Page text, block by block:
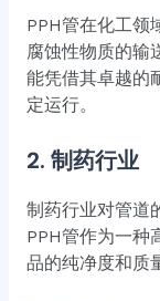
PPH管在化工领
腐蚀性物质的输
能凭借其卓越的
定运行。
2. 制药行业
制药行业对管道
PPH管作为一种
品的纯净度和质